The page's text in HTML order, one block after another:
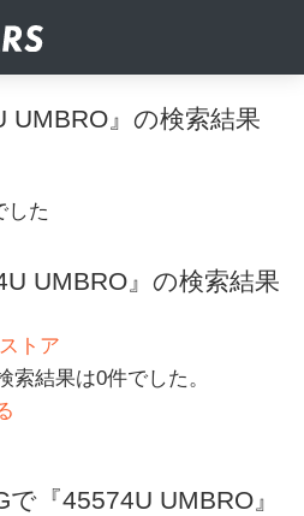
UMBRO』の検索結果
した
UMBRO』の検索結果
索結果は0件でした。
『45574U UMBRO』